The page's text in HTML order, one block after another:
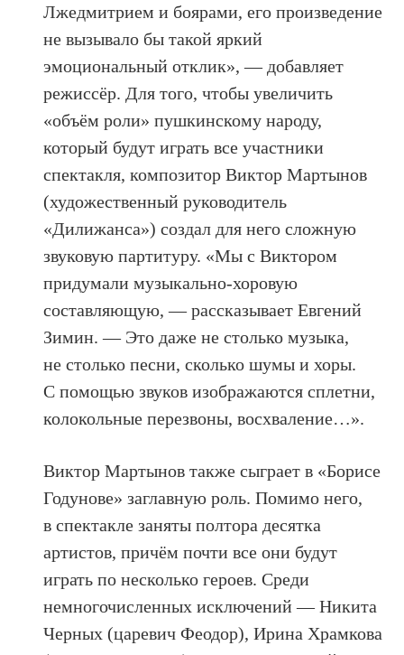
Лжедмитрием и боярами, его произведение
не вызывало бы такой яркий
эмоциональный отклик», — добавляет
режиссёр. Для того, чтобы увеличить
«объём роли» пушкинскому народу,
который будут играть все участники
спектакля, композитор Виктор Мартынов
(художественный руководитель
«Дилижанса») создал для него сложную
звуковую партитуру. «Мы с Виктором
придумали музыкально-хоровую
составляющую, — рассказывает Евгений
Зимин. — Это даже не столько музыка,
не столько песни, сколько шумы и хоры.
С помощью звуков изображаются сплетни,
колокольные перезвоны, восхваление…».
Виктор Мартынов также сыграет в «Борисе
Годунове» заглавную роль. Помимо него,
в спектакле заняты полтора десятка
артистов, причём почти все они будут
играть по несколько героев. Среди
немногочисленных исключений — Никита
Черных (царевич Феодор), Ирина Храмкова